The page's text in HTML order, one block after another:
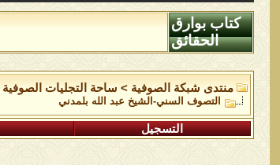
كتاب بوارق
الحقائق
منتدى شبكة الصوفية > ساحة التجليات الصوفية
التصوف السني-الشيخ عبد الله بلمدني
التسجيل